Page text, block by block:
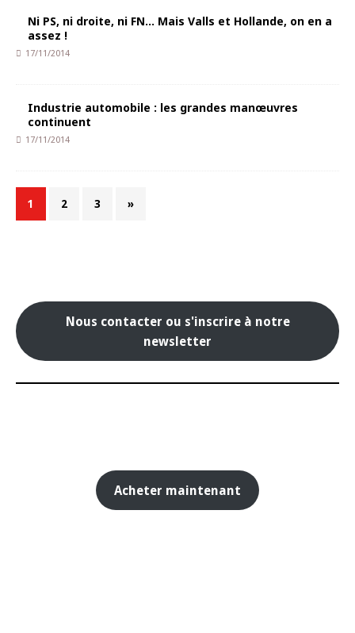
Ni PS, ni droite, ni FN… Mais Valls et Hollande, on en a
assez !
17/11/2014
Industrie automobile : les grandes manœuvres
continuent
17/11/2014
1 2 3 »
Nous contacter ou s'inscrire à notre
newsletter
Acheter maintenant